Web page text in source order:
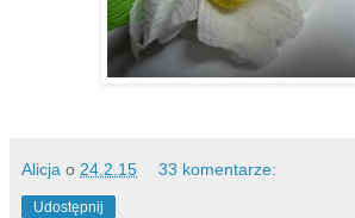
Alicja o 24.2.15 33 komentarze:
Udostępnij